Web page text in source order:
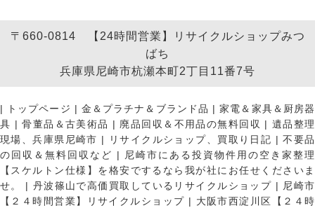
〒660-0814 【24時間営業】リサイクルショップみつ
ばち
兵庫県尼崎市杭瀬本町2丁目11番7号
| トップページ | 金＆プラチナ＆ブランド品 |家電＆家具＆厨房器
具 |骨董品＆古美術品 | 廃品回収＆不用品の無料回収 | 遺品整理
現場、兵庫県尼崎市 | リサイクルショップ、買取り日記 |不要品
の回収＆無料回収など |
尼崎市にある投資物件用の空き家整理
【スケルトン仕様】を格安でするなら我が社にお任せくださいま
せ。
| 丹波篠山で高価買取しているリサイクルショップ | 尼崎市
【２４時間営業】リサイクルショップ | 大阪市西淀川区【２４時